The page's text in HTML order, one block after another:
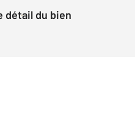
détail du bien